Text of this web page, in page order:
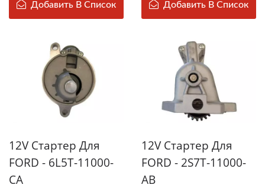
Добавить В Список Добавить В Список
12V Стартер Для
FORD - 6L5T-11000-
CA
12V Стартер Для
FORD - 2S7T-11000-
AB